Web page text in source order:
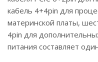
кабель 4+4pin для
материнской платы,
4pin для
питания составляет